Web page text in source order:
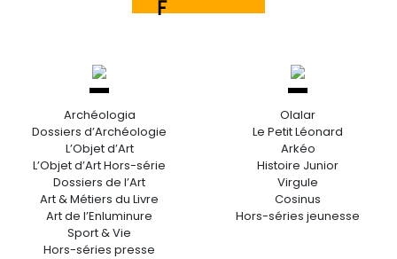
Archéologia
Dossiers d’Archéologie
L’Objet d’Art
L’Objet d’Art Hors-série
Dossiers de l’Art
Art & Métiers du Livre
Art de l’Enluminure
Sport & Vie
Hors-séries presse
Olalar
Le Petit Léonard
Arkéo
Histoire Junior
Virgule
Cosinus
Hors-séries jeunesse